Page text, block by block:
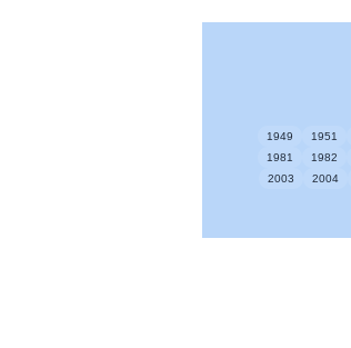
1949
1951
1981
1982
2003
2004